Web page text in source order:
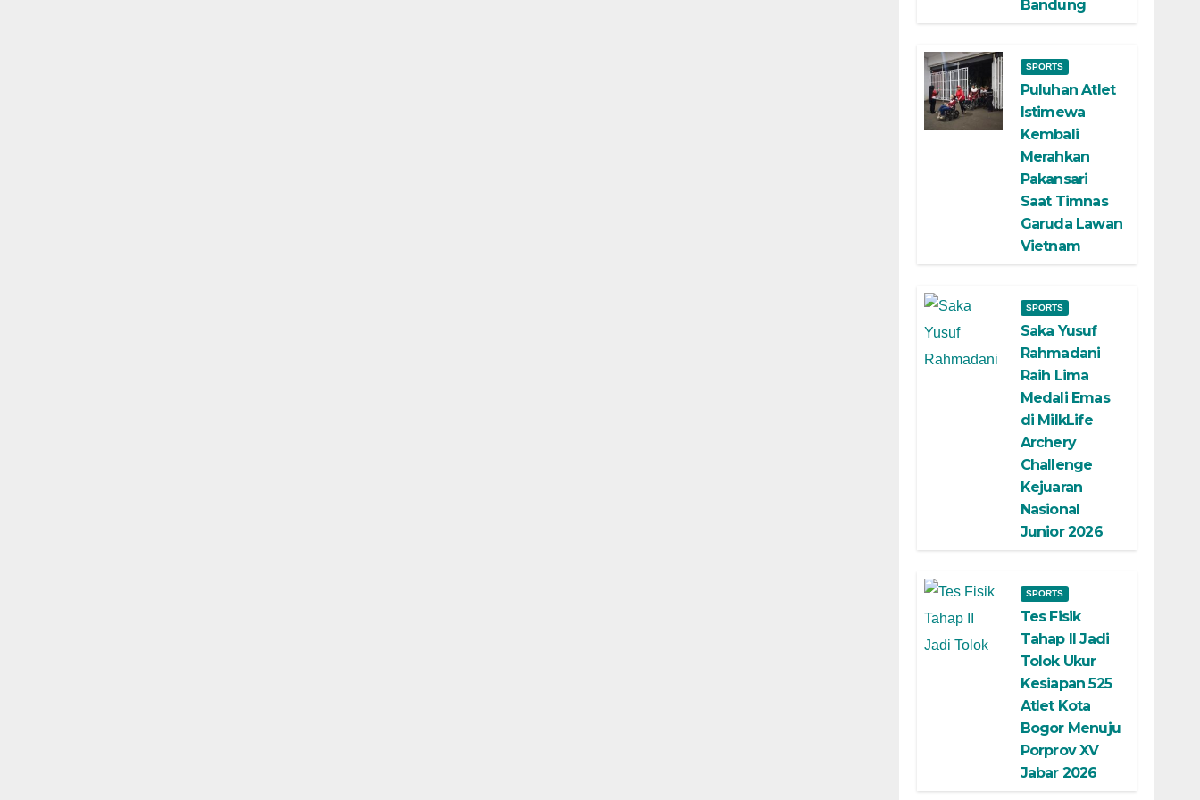
Bandung
SPORTS
Puluhan Atlet
Istimewa
Kembali
Merahkan
Pakansari
Saat Timnas
Garuda Lawan
Vietnam
SPORTS
Saka Yusuf
Rahmadani
Raih Lima
Medali Emas
di MilkLife
Archery
Challenge
Kejuaran
Nasional
Junior 2026
SPORTS
Tes Fisik
Tahap II Jadi
Tolok Ukur
Kesiapan 525
Atlet Kota
Bogor Menuju
Porprov XV
Jabar 2026